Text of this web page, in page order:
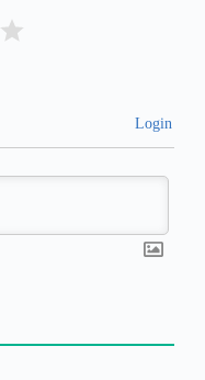
Login